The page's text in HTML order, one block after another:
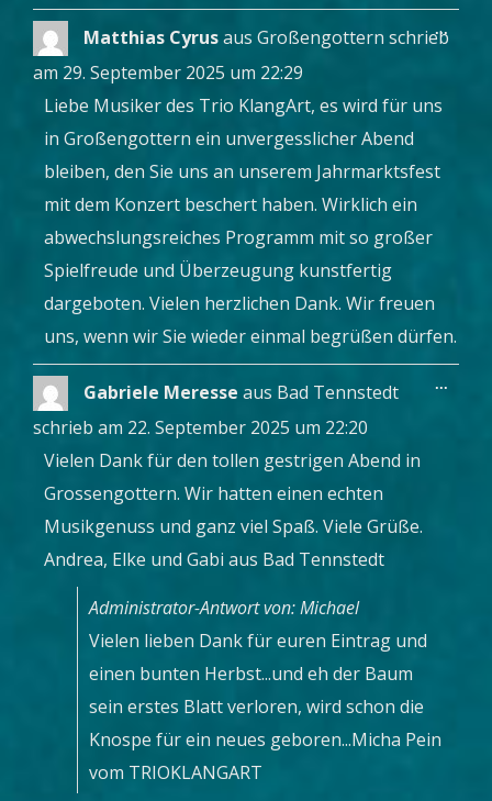
Matthias Cyrusaus Großengottern schrieb
am 29. September 2025 um 22:29
Liebe Musiker des Trio KlangArt, es wird für uns
in Großengottern ein unvergesslicher Abend
bleiben, den Sie uns an unserem Jahrmarktsfest
mit dem Konzert beschert haben. Wirklich ein
abwechslungsreiches Programm mit so großer
Spielfreude und Überzeugung kunstfertig
dargeboten. Vielen herzlichen Dank. Wir freuen
uns, wenn wir Sie wieder einmal begrüßen dürfen.
...
Gabriele Meresse aus Bad Tennstedt
schrieb am 22. September 2025 um 22:20
Vielen Dank für den tollen gestrigen Abend in
Grossengottern. Wir hatten einen echten
Musikgenuss und ganz viel Spaß. Viele Grüße.
Andrea, Elke und Gabi aus Bad Tennstedt
Administrator-Antwort von: Michael
Vielen lieben Dank für euren Eintrag und
einen bunten Herbst...und eh der Baum
sein erstes Blatt verloren, wird schon die
Knospe für ein neues geboren...Micha Pein
vom TRIOKLANGART
...